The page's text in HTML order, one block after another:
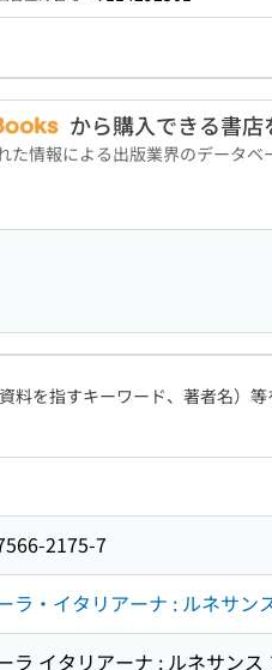
から購入できる書店
た情報による出版業界のデータ
料を指すキーワード、著者名）等
2175-7
ラ・イタリアーナ : ルネサン
ラ イタリアーナ : ルネサン